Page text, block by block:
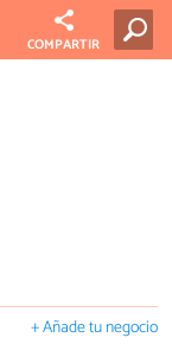
COMPARTIR
+ Añade tu negocio